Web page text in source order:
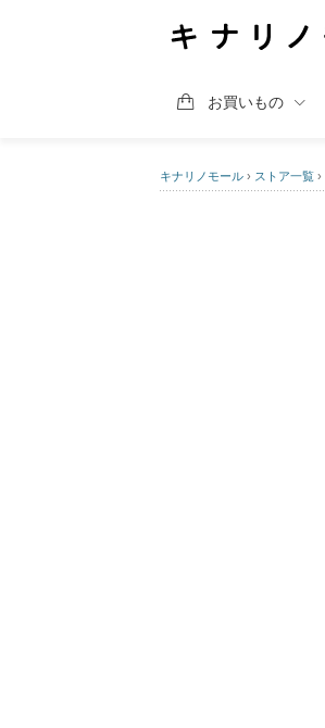
お買いもの
キナリノモール › ストア一覧 ›